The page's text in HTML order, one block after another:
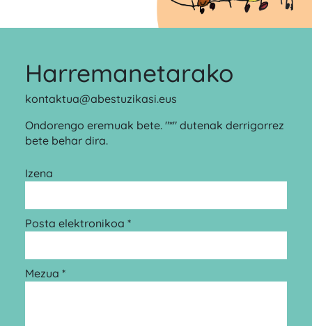
Harremanetarako
kontaktua@abestuzikasi.eus
Ondorengo eremuak bete. "*" dutenak derrigorrez
bete behar dira.
Izena
Posta elektronikoa *
Mezua *